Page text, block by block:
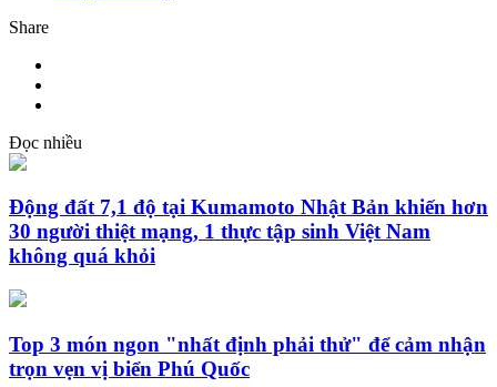
Share
Đọc nhiều
Động đất 7,1 độ tại Kumamoto Nhật Bản khiến hơn
30 người thiệt mạng, 1 thực tập sinh Việt Nam
không quá khỏi
Top 3 món ngon "nhất định phải thử" để cảm nhận
trọn vẹn vị biển Phú Quốc